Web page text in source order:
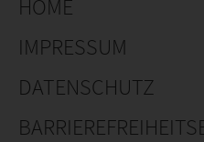
HOME
IMPRESSUM
DATENSCHUTZ